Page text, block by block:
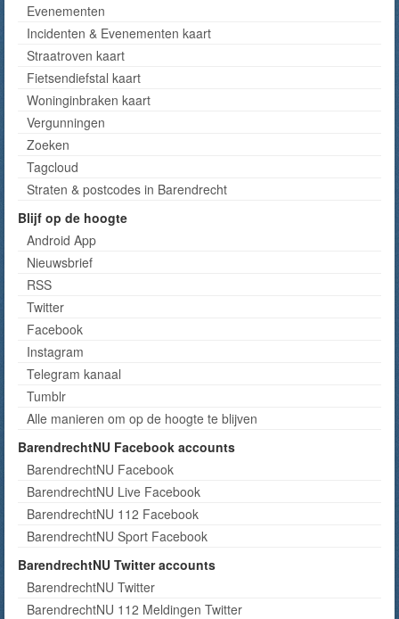
Evenementen
Incidenten & Evenementen kaart
Straatroven kaart
Fietsendiefstal kaart
Woninginbraken kaart
Vergunningen
Zoeken
Tagcloud
Straten & postcodes in Barendrecht
Blijf op de hoogte
Android App
Nieuwsbrief
RSS
Twitter
Facebook
Instagram
Telegram kanaal
Tumblr
Alle manieren om op de hoogte te blijven
BarendrechtNU Facebook accounts
BarendrechtNU Facebook
BarendrechtNU Live Facebook
BarendrechtNU 112 Facebook
BarendrechtNU Sport Facebook
BarendrechtNU Twitter accounts
BarendrechtNU Twitter
BarendrechtNU 112 Meldingen Twitter